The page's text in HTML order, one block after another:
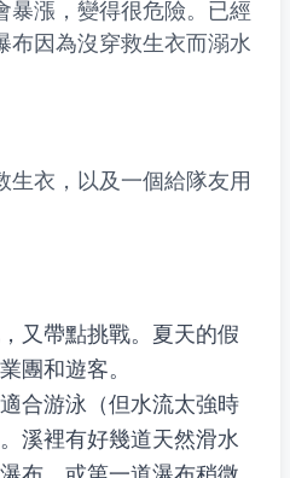
暴漲，變得很危險。已經
布因為沒穿救生衣而溺水
生衣，以及一個給隊友用
又帶點挑戰。夏天的假
團和遊客。
合游泳（但水流太強時
溪裡有好幾道天然滑水